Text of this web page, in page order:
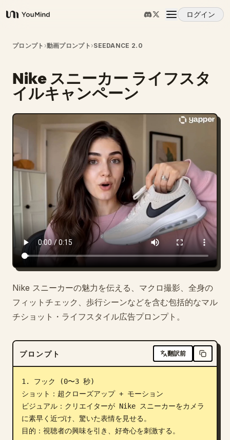
YouMind
ログイン
概要
ユースケース
スキル
プロンプト
ダウンロード
ブログ
プロンプト ›動画プロンプト ›SEEDANCE 2.0
Nike スニーカー ライフスタ
イルキャンペーン
Nike スニーカーの魅力を伝える、マクロ撮影、全身の
フィットチェック、歩行シーンなどを含む包括的なマル
チショット・ライフスタイル広告プロンプト。
プロンプト 翻訳前
1. フック (0〜3 秒)
ショット：超クローズアップ + モーション
ビジュアル：クリエイターが Nike スニーカーをカメラ
に素早く近づけ、驚いた表情を見せる。
目的：視聴者の興味を引き、好奇心を刺激する。